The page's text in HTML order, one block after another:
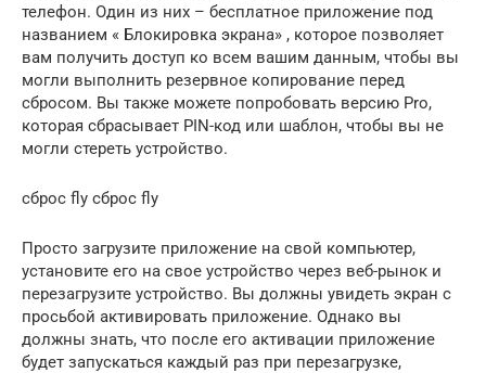
телефон. Один из них – бесплатное приложение под
названием « Блокировка экрана» , которое позволяет
вам получить доступ ко всем вашим данным, чтобы вы
могли выполнить резервное копирование перед
сбросом. Вы также можете попробовать версию Pro,
которая сбрасывает PIN-код или шаблон, чтобы вы не
могли стереть устройство.
сброс fly сброс fly
Просто загрузите приложение на свой компьютер,
установите его на свое устройство через веб-рынок и
перезагрузите устройство. Вы должны увидеть экран с
просьбой активировать приложение. Однако вы
должны знать, что после его активации приложение
будет запускаться каждый раз при перезагрузке,